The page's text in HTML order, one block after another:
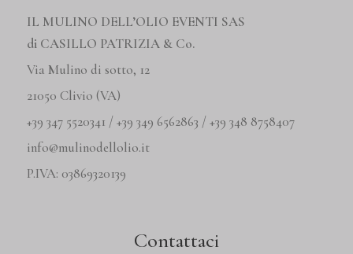
IL MULINO DELL’OLIO EVENTI SAS
di CASILLO PATRIZIA & Co.
Via Mulino di sotto, 12
21050 Clivio (VA)
+39 347 5520341 / +39 349 6562863 / +39 348 8758407
info@mulinodellolio.it
P.IVA: 03869320139
Contattaci